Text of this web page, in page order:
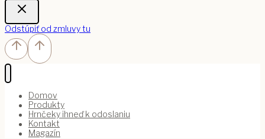
Odstúpiť od zmluvy tu
Domov
Produkty
Hrnčeky ihneď k odoslaniu
Kontakt
Magazín